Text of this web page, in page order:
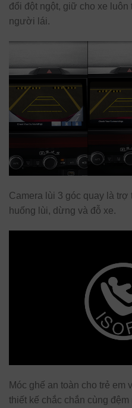
đổi đột ngột, giữ cho xe luôn
người lái.
Camera lùi 3 góc quay là
huống lùi, dừng và đỗ xe.
Móc ghế an toàn cho trẻ
thiết kế chắc chắn cùng